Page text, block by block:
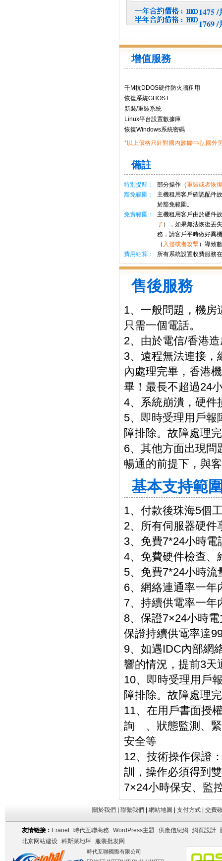
1475 /
1769 /
增值服務
千M抗DDOS硬件防火牆租用
恢復系統GHOST
新裝/重裝系統
Linux平台設置數據庫
恢復Windows系統密碼
*以上價格只針對國內數據中心,國外
備註
特別提醒： 部分操作（重裝或者恢
豁免範圍：
主機租用客戶確認配件
於豁免範圍。
免責範圍：
主機租用客戶由於硬件
了 ），如果無法恢復丟
務，請客戶平時做好異
（ 入侵或者攻擊）導致
費用結算：
所有系統設置收費服務
售後服務
1、一般問題，機房
只需一個電話。
2、由於電信/香港
3、遠程無法連接，
內處理完畢，香港
畢！最長不超過24
4、系統崩潰，硬件
5、即時受理用戶報
障排除。故障處理
6、其他方面出現問
暢通的前提下，與
基本支持範
1、付款後珠海5個
2、所有伺服器硬件
3、免費7*24小時
4、免費硬件檢查、
5、免費7*24小時流
6、網絡連通率一年
7、持續供電率一年
8、保證7×24小時
保證持續供電率達
9、如遇IDC內部網
響的情況，提前3天
10、即時受理用戶
障排除。故障處理
11、在用戶書面授
詢 、狀態監測、
安全等
12、技術操作保證
訓，操作必須得到
7×24小時保安、監
關於我們 聯繫我們 網站地圖 支付方式| 交費
友情链接： Eranet 時代互聯商務 WordPress主題 供應信息網 網頁設計
北京网站建设
科斯莱地坪 服装批发网
時代互聯國際有限公司